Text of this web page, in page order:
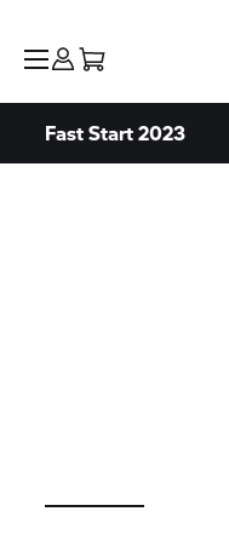
Fast Start 2023